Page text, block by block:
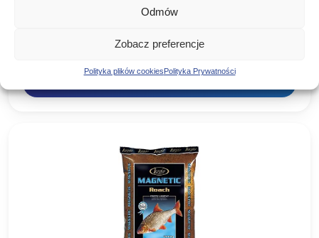
Odmów
Zobacz preferencje
Polityka plików cookiesPolityka Prywatności
ZANĘTA MAGNETIC LORPIO – BARBEL 2KG Seria zanęt
momentu wprowadzenia do sprzedaży możemy w pełni
stwierdzić, że seria…